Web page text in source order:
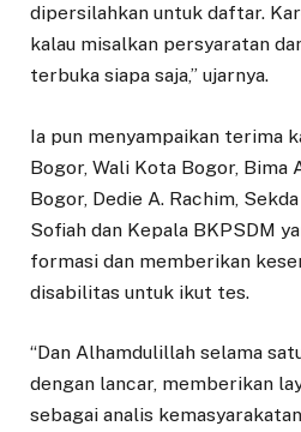
dipersilahkan untuk daftar.
kalau misalkan persyaratan
terbuka siapa saja,” ujarnya.
Ia pun menyampaikan terima
Bogor, Wali Kota Bogor, Bima
Bogor, Dedie A. Rachim,
Sofiah dan Kepala BKPSDM
formasi dan memberikan
disabilitas untuk ikut tes.
“Dan Alhamdulillah selama
dengan lancar, memberikan
sebagai analis